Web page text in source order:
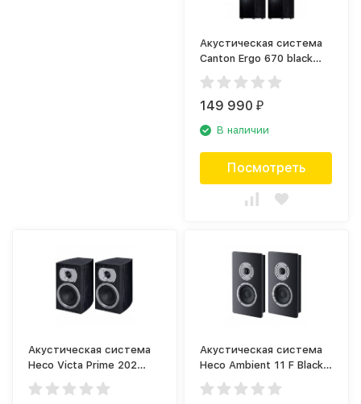
Акустическая система
Canton Ergo 670 black
(пара)
149 990₽
В наличии
Посмотреть
Акустическая система
Heco Victa Prime 202
Black (пара)
Акустическая система
Heco Ambient 11 F Black
(пара)